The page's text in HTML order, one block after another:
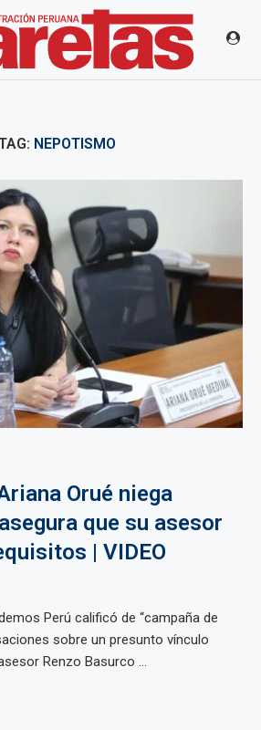
NEPOTISMO
Orué niega
que su asesor
| VIDEO
Perú calificó de “campaña de
sobre un presunto vínculo
Renzo Basurco ...